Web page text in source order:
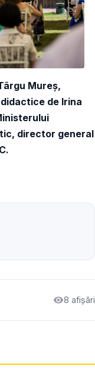
Mureș,
de Irina
director general
8 afișări